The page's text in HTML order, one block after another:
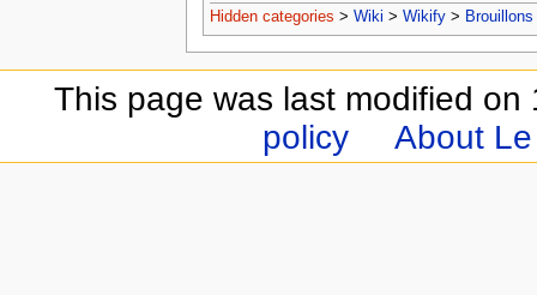
Hidden categories > Wiki > Wikify>
This page was last modified
policy
About